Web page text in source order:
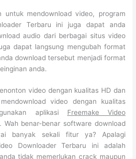
untuk mendownload video, program
Terbaru ini juga dapat anda
audio dari berbagai situs video
dapat langsung mengubah format
download tersebut menjadi format
anda.
video dengan kualitas HD dan
video dengan kualitas
aplikasi Freemake Video
Wah benar-benar software download
banyak sekali fitur ya? Apalagi
Downloader Terbaru ini adalah
tidak memerlukan crack maupun